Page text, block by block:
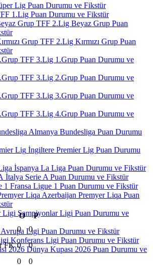
Lig Puan Durumu ve Fikstür
1.Lig Puan Durumu ve Fikstür
TFF 2.Lig Beyaz Grup Puan
TFF 2.Lig Kırmızı Grup Puan
TFF 3.Lig 1.Grup Puan Durumu ve
TFF 3.Lig 2.Grup Puan Durumu ve
TFF 3.Lig 3.Grup Puan Durumu ve
TFF 3.Lig 4.Grup Puan Durumu ve
Almanya Bundesliga Puan Durumu
İngiltere Premier Lig Puan Durumu
İspanya La Liga Puan Durumu ve Fikstür
İtalya Serie A Puan Durumu ve Fikstür
Fransa Ligue 1 Puan Durumu ve Fikstür
Azerbaijan Premyer Liqa Puan
Şampiyonlar Ligi Puan Durumu ve
Avrupa Ligi Puan Durumu ve Fikstür
Konferans Ligi Puan Durumu ve Fikstür
Dünya Kupası 2026 Puan Durumu ve
O
P
0
0
FK 0
0
0
0